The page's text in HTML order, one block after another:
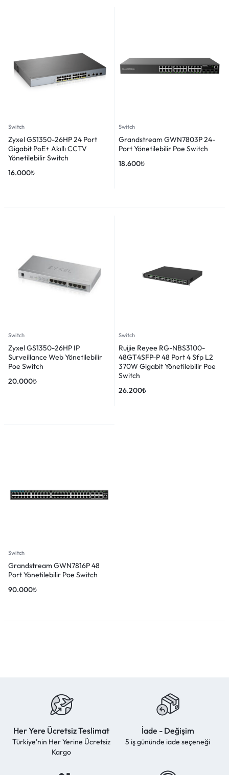
Switch
Zyxel GS1350-26HP 24 Port
Gigabit PoE+ Akıllı CCTV
Yönetilebilir Switch
16.000₺
Switch
Grandstream GWN7803P 24-
Port Yönetilebilir Poe Switch
18.600₺
Switch
Zyxel GS1350-26HP IP
Surveillance Web Yönetilebilir
Poe Switch
20.000₺
Switch
Ruijie Reyee RG-NBS3100-
48GT4SFP-P 48 Port 4 Sfp L2
370W Gigabit Yönetilebilir Poe
Switch
26.200₺
Switch
Grandstream GWN7816P 48
Port Yönetilebilir Poe Switch
90.000₺
Her Yere Ücretsiz Teslimat
Türkiye'nin Her Yerine Ücretsiz
Kargo
İade - Değişim
5 iş gününde iade seçeneği